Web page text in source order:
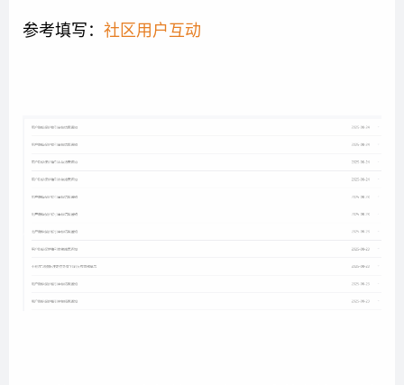
参考填写： 社区用户互动